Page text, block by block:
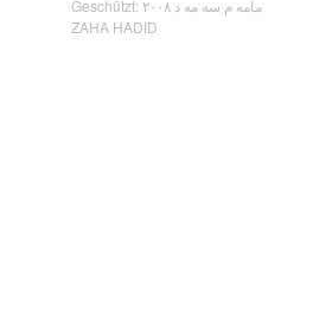
Geschützt: مامه م سه مه د ٢٠٠٨
ZAHA HADID